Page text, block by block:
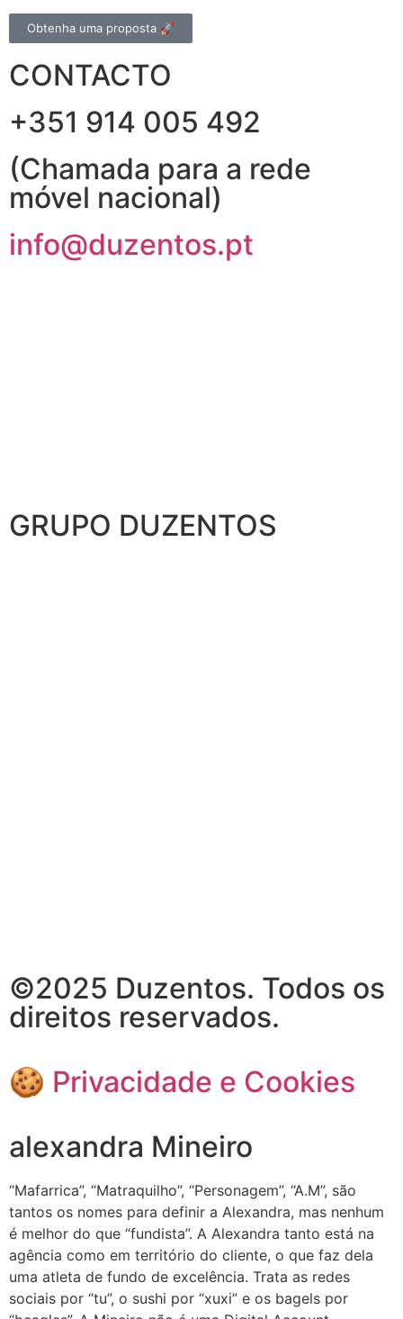
Obtenha uma proposta 🚀
CONTACTO
+351 914 005 492
(Chamada para a rede
móvel nacional)
info@duzentos.pt
GRUPO DUZENTOS
©2025 Duzentos. Todos os
direitos reservados.
🍪 Privacidade e Cookies
alexandra Mineiro
“Mafarrica”, “Matraquilho”, “Personagem”, “A.M”, são
tantos os nomes para definir a Alexandra, mas nenhum
é melhor do que “fundista”. A Alexandra tanto está na
agência como em território do cliente, o que faz dela
uma atleta de fundo de excelência. Trata as redes
sociais por “tu”, o sushi por “xuxi” e os bagels por